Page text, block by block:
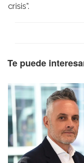
crisis”.
Te puede